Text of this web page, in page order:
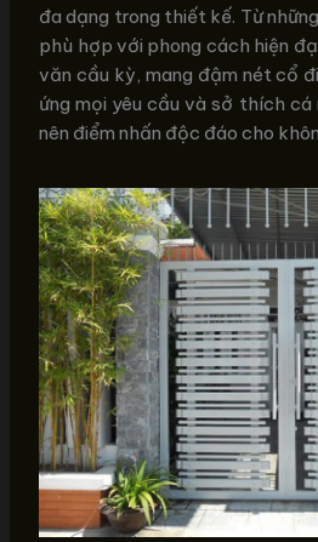
đa dạng trong thiết kế. Từ
phù hợp với phong cách hiện
văn cầu kỳ, mang đậm nét cổ
ứng mọi yêu cầu và sở thích
nên điểm nhấn độc đáo cho